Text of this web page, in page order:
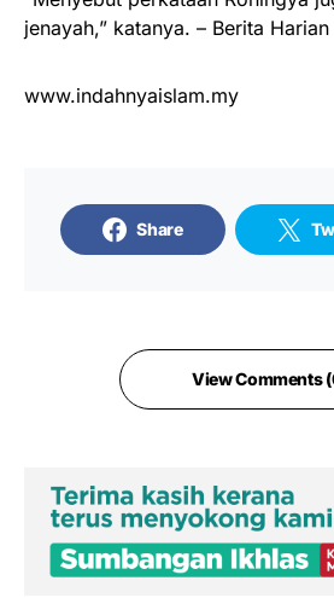
jenayah,” katanya. – Berita Harian
www.indahnyaislam.my
Share
View Comments